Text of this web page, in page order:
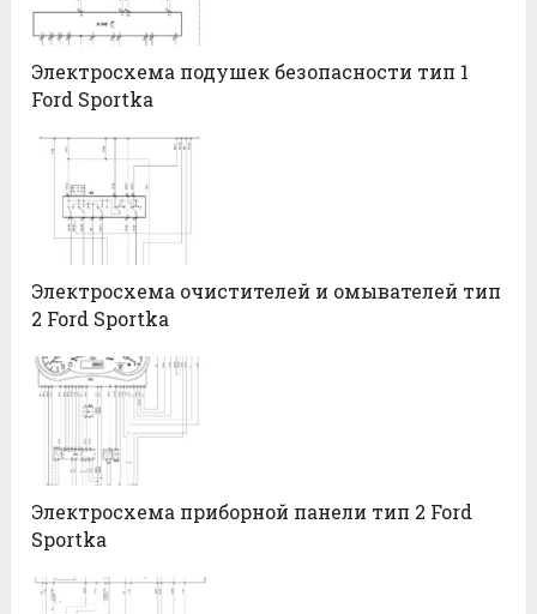
Электросхема подушек безопасности тип 1
Ford Sportka
Электросхема очистителей и омывателей тип
2 Ford Sportka
Электросхема приборной панели тип 2 Ford
Sportka